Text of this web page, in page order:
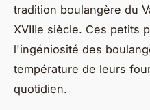
tradition boulangère du
XVIIIe siècle. Ces petits
l'ingéniosité des
température de leurs
quotidien.